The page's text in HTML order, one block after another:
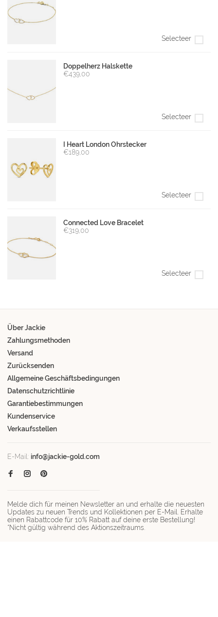
Selecteer
Doppelherz Halskette
€439,00
Selecteer
I Heart London Ohrstecker
€189,00
Selecteer
Connected Love Bracelet
€319,00
Selecteer
Über Jackie
Zahlungsmethoden
Versand
Zurücksenden
Allgemeine Geschäftsbedingungen
Datenschutzrichtlinie
Garantiebestimmungen
Kundenservice
Verkaufsstellen
E-Mail: info@jackie-gold.com
Melde dich für meinen Newsletter an und erhalte die neuesten
Updates zu neuen Trends und Kollektionen per E-Mail. Erhalte
einen Rabattcode für 10% Rabatt auf deine erste Bestellung!
*Nicht gültig während des Aktionszeitraums.